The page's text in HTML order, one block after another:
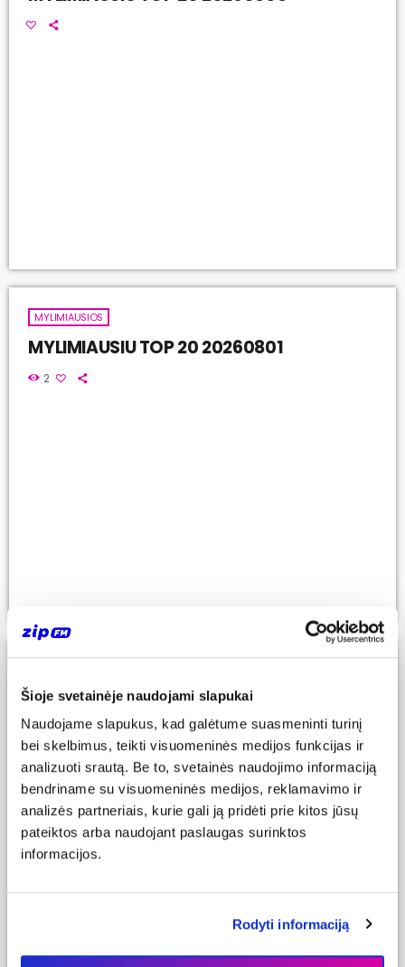
Šioje svetainėje naudojami slapukai
Naudojame slapukus, kad galėtume suasmeninti turinį
bei skelbimus, teikti visuomeninės medijos funkcijas ir
analizuoti srautą. Be to, svetainės naudojimo informaciją
bendriname su visuomeninės medijos, reklamavimo ir
analizės partneriais, kurie gali ją pridėti prie kitos jūsų
pateiktos arba naudojant paslaugas surinktos
informacijos.
Rodyti informaciją
MYLIMIAUSIOS
MYLIMIAUSIU TOP 20 20260801
2
MYLIMIAUSIU TOP 20 20260725
21